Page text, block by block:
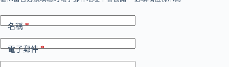
名稱*
電子郵件*